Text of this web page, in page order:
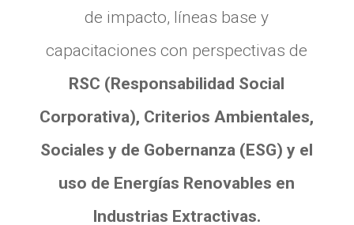
de impacto, líneas base y
capacitaciones con perspectivas de
RSC (Responsabilidad Social
Corporativa), Criterios Ambientales,
Sociales y de Gobernanza (ESG) y el
uso de Energías Renovables en
Industrias Extractivas.